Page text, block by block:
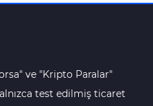
ve "Kripto Paralar"
test edilmiş ticaret